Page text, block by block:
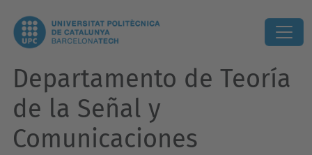
Departamento de Teoría
de la Señal y
Comunicaciones